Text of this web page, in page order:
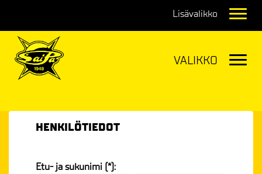
HENKILÖTIEDOT
Etu- ja sukunimi (*):